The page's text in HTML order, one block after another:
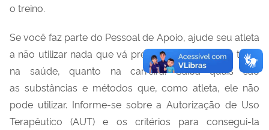
o treino.
Se você faz parte do Pessoal de Apoio, ajude seu atleta
a não utilizar nada que vá prejudicá-lo no futuro, tanto
na saúde, quanto na carreira. Saiba quais são
as substâncias e métodos que, como atleta, ele não
pode utilizar. Informe-se sobre a Autorização de Uso
Terapêutico (AUT)
e os critérios para consegui-la